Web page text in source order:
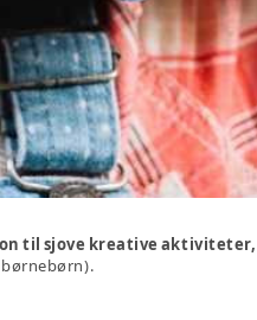
til sjove kreative aktiviteter,
børnebørn).